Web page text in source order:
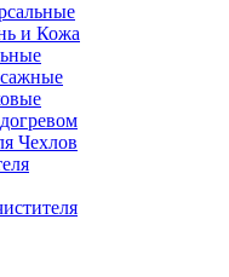
и Кожа
Чехлов